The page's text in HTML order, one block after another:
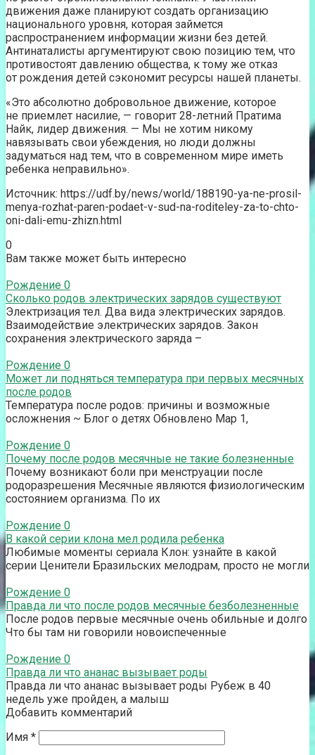
движения даже планируют создать организацию
национального уровня, которая займется
распространением информации жизни без детей.
Антинаталисты аргументируют свою позицию тем, что
противостоят давлению общества, к тому же отказ
от рождения детей сэкономит ресурсы нашей планеты.
«Это абсолютно добровольное движение, которое
не приемлет насилие, — говорит 28-летний Пратима
Найк, лидер движения. — Мы не хотим никому
навязывать свои убеждения, но люди должны
задуматься над тем, что в современном мире иметь
ребенка неправильно».
Источник: https://udf.by/news/world/188190-ya-ne-prosil-
menya-rozhat-paren-podaet-v-sud-na-roditeley-za-to-chto-
oni-dali-emu-zhizn.html
0
Вам также может быть интересно
Рождение 0
Сколько родов электрических зарядов существуют
Электризация тел. Два вида электрических зарядов.
Взаимодействие электрических зарядов. Закон
сохранения электрического заряда –
Рождение 0
Может ли подняться температура при первых месячных
после родов
Температура после родов: причины и возможные
осложнения ~ Блог о детях Обновлено Мар 1,
Рождение 0
Почему после родов месячные не такие болезненные
Почему возникают боли при менструации после
родоразрешения Месячные являются физиологическим
состоянием организма. По их
Рождение 0
В какой серии клона мел родила ребенка
Любимые моменты сериала Клон: узнайте в какой
серии Ценители Бразильских мелодрам, просто не могли
Рождение 0
Правда ли что после родов месячные безболезненные
После родов первые месячные очень обильные и долго
Что бы там ни говорили новоиспеченные
Рождение 0
Правда ли что ананас вызывает роды
Правда ли что ананас вызывает роды Рубеж в 40
недель уже пройден, а малыш
Добавить комментарий
Имя *